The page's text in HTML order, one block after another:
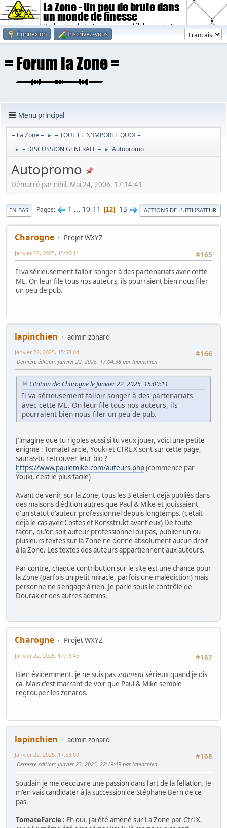
La Zone - Un peu de brute dans
un monde de finesse
Publication de textes sombres, débiles, violents.
Connexion
Inscrivez-vous
Menu principal
= La Zone = ► = TOUT ET N'IMPORTE QUOI =
► = DISCUSSION GENERALE = ► Autopromo
Autopromo
Démarré par nihil, Mai 24, 2006, 17:14:41
EN BAS Pages 1 ... 10 11 12 13 ACTIONS DE L'UTILISATEUR
Charogne
Projet WXYZ
#165
Janvier 22, 2025, 15:00:11
Il va sérieusement falloir songer à des partenariats avec cette
ME. On leur file tous nos auteurs, ils pourraient bien nous filer
un peu de pub.
lapinchien
admin zonard
#166
Janvier 22, 2025, 15:58:04
Dernière édition: Janvier 22, 2025, 17:04:38 par lapinchien
Citation de: Charogne le Janvier 22, 2025, 15:00:11
Il va sérieusement falloir songer à des partenariats
avec cette ME. On leur file tous nos auteurs, ils
pourraient bien nous filer un peu de pub.
J'imagine que tu rigoles aussi si tu veux jouer, voici une petite
énigme : TomateFarcie, Youki et CTRL X sont sur cette page,
sauras-tu retrouver leur bio ?
https://www.paulemike.com/auteurs.php(commence par
Youki, c'est le plus facile)
Avant de venir, sur la Zone, tous les 3 étaient déjà publiés dans
des maisons d'édition autres que Paul & Mike et jouissaient
d'un statut d'auteur professionnel depuis longtemps. (c'était
déjà le cas avec Costes et Konsstrukt avant eux) De toute
façon, qu'on soit auteur professionnel ou pas, publier un ou
plusieurs textes sur la Zone ne donne absolument aucun droit
à la Zone. Les textes des auteurs appartiennent aux auteurs.
Par contre, chaque contribution sur le site est une chance pour
la Zone (parfois un petit miracle, parfois une malédiction) mais
personne ne s'engage à rien. Je parle sous le contrôle de
Dourak et des autres admins.
Charogne
Projet WXYZ
#167
Janvier 22, 2025, 17:18:45
Bien évidemment, je ne suis pasvraimentsérieux quand je dis
ça. Mais c'est marrant de voir que Paul & Mike semble
regrouper les zonards.
lapinchien
admin zonard
#168
Janvier 22, 2025, 17:53:09
Dernière édition: Janvier 23, 2025, 22:19:49 par lapinchien
Soudain je me découvre une passion dans l'art de la fellation. Je
m'en vais candidater à la succession de Stéphane Bern de ce
pas.
TomateFarcie : Eh oui, j'ai été amené sur La Zone par Ctrl X,